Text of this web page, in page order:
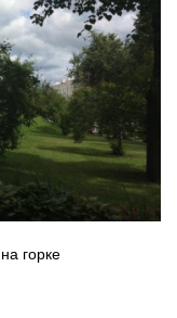
горке